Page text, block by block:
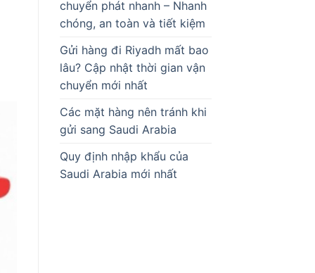
chuyển phát nhanh – Nhanh
chóng, an toàn và tiết kiệm
Gửi hàng đi Riyadh mất bao
lâu? Cập nhật thời gian vận
chuyển mới nhất
Các mặt hàng nên tránh khi
gửi sang Saudi Arabia
Quy định nhập khẩu của
Saudi Arabia mới nhất